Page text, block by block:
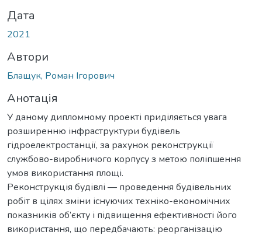
Дата
2021
Автори
Блащук, Роман Ігорович
Анотація
У даному дипломному проекті приділяється увага
розширенню інфраструктури будівель
гідроелектростанції, за рахунок реконструкції
службово-виробничого корпусу з метою поліпшення
умов використання площі.
Реконструкція будівлі — проведення будівельних
робіт в цілях зміни існуючих техніко-економічних
показників об’єкту і підвищення ефективності його
використання, що передбачають: реорганізацію